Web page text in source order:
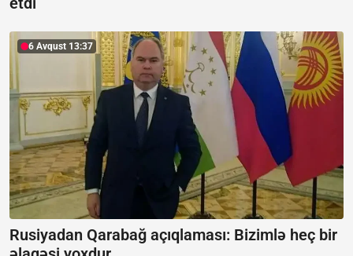
6 Avqust 13:37
Rusiyadan Qarabağ açıqlaması: Bizimlə heç bir